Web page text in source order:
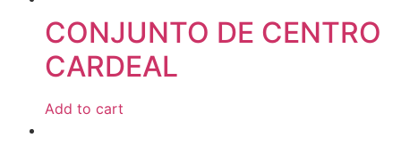
CONJUNTO DE CENTRO
CARDEAL
Add to cart